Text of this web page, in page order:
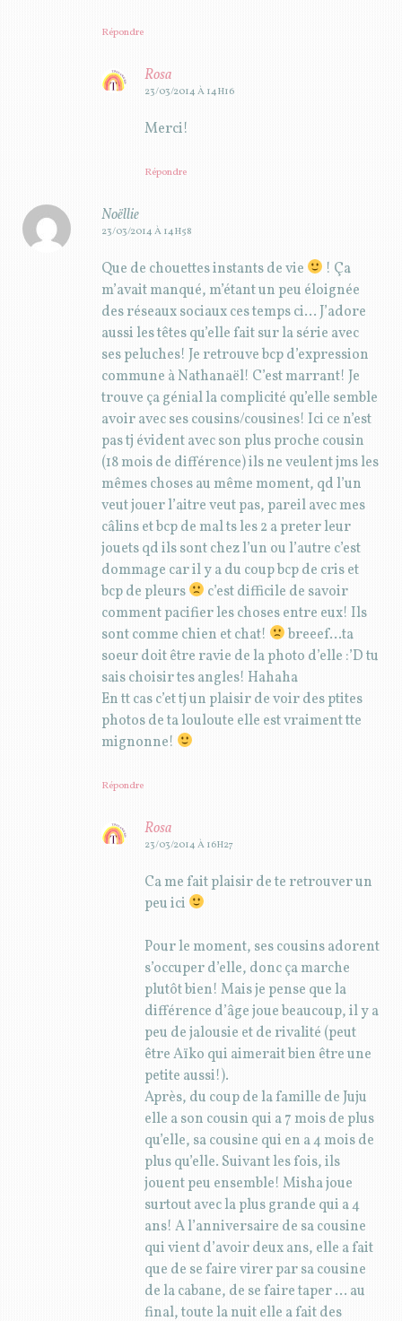
Répondre
Rosa
23/03/2014 À 14H16
Merci!
Répondre
Noëllie
23/03/2014 À 14H58
Que de chouettes instants de vie
! Ça
m’avait manqué, m’étant un peu éloignée
des réseaux sociaux ces temps ci… J’adore
aussi les têtes qu’elle fait sur la série avec
ses peluches! Je retrouve bcp d’expression
commune à Nathanaël! C’est marrant! Je
trouve ça génial la complicité qu’elle semble
avoir avec ses cousins/cousines! Ici ce n’est
pas tj évident avec son plus proche cousin
(18 mois de différence) ils ne veulent jms les
mêmes choses au même moment, qd l’un
veut jouer l’aitre veut pas, pareil avec mes
câlins et bcp de mal ts les 2 a preter leur
jouets qd ils sont chez l’un ou l’autre c’est
dommage car il y a du coup bcp de cris et
bcp de pleurs
c’est difficile de savoir
comment pacifier les choses entre eux! Ils
sont comme chien et chat!
breeef…ta
soeur doit être ravie de la photo d’elle :’D tu
sais choisir tes angles! Hahaha
En tt cas c’et tj un plaisir de voir des ptites
photos de ta louloute elle est vraiment tte
mignonne!
Répondre
Rosa
23/03/2014 À 16H27
Ca me fait plaisir de te retrouver un
peu ici
Pour le moment, ses cousins adorent
s’occuper d’elle, donc ça marche
plutôt bien! Mais je pense que la
différence d’âge joue beaucoup, il y a
peu de jalousie et de rivalité (peut
être Aïko qui aimerait bien être une
petite aussi!).
Après, du coup de la famille de Juju
elle a son cousin qui a 7 mois de plus
qu’elle, sa cousine qui en a 4 mois de
plus qu’elle. Suivant les fois, ils
jouent peu ensemble! Misha joue
surtout avec la plus grande qui a 4
ans! A l’anniversaire de sa cousine
qui vient d’avoir deux ans, elle a fait
que de se faire virer par sa cousine
de la cabane, de se faire taper … au
final, toute la nuit elle a fait des